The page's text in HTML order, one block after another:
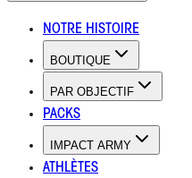
NOTRE HISTOIRE
BOUTIQUE
PAR OBJECTIF
PACKS
IMPACT ARMY
ATHLÈTES